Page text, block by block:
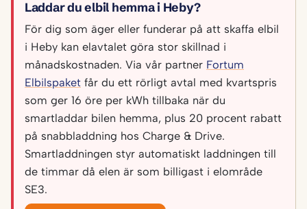
Laddar du elbil hemma i Heby?
För dig som äger eller funderar på att skaffa elbil
i Heby kan elavtalet göra stor skillnad i
månadskostnaden. Via vår partner Fortum
Elbilspaket får du ett rörligt avtal med kvartspris
som ger 16 öre per kWh tillbaka när du
smartladdar bilen hemma, plus 20 procent rabatt
på snabbladdning hos Charge & Drive.
Smartladdningen styr automatiskt laddningen till
de timmar då elen är som billigast i elområde
SE3.